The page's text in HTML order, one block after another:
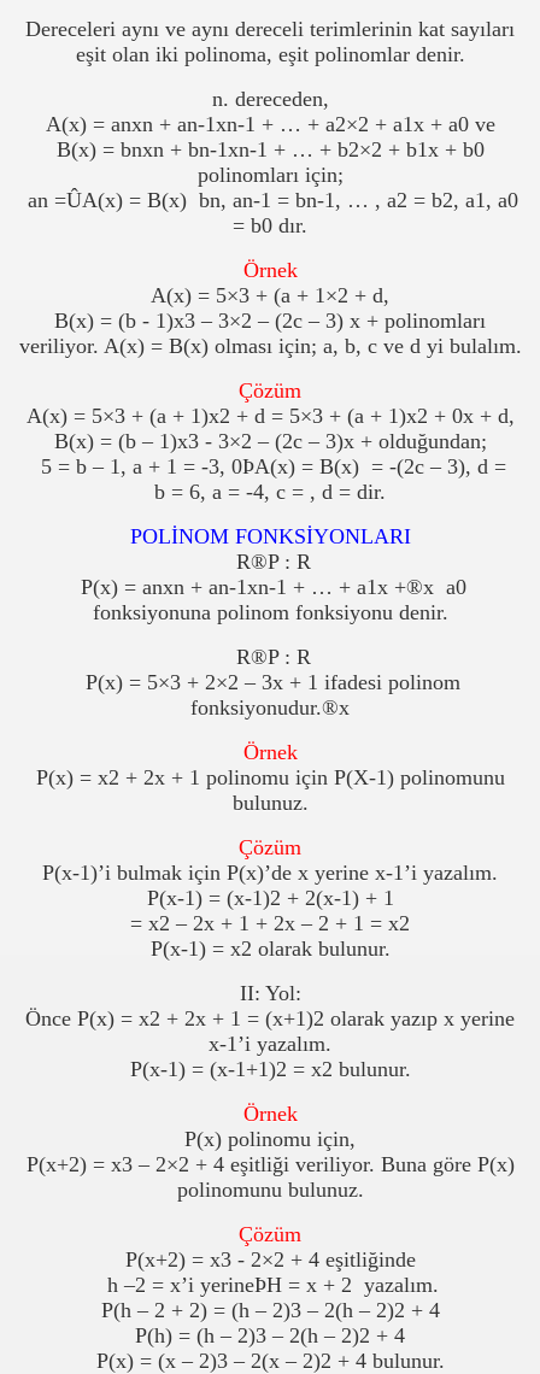
Dereceleri aynı ve aynı dereceli terimlerinin kat sayıları
eşit olan iki polinoma, eşit polinomlar denir.
n. dereceden,
A(x) = anxn + an-1xn-1 + … + a2×2 + a1x + a0 ve
B(x) = bnxn + bn-1xn-1 + … + b2×2 + b1x + b0
polinomları için;
an =ÛA(x) = B(x) bn, an-1 = bn-1, … , a2 = b2, a1, a0
= b0 dır.
Örnek
A(x) = 5×3 + (a + 1×2 + d,
B(x) = (b - 1)x3 – 3×2 – (2c – 3) x + polinomları
veriliyor. A(x) = B(x) olması için; a, b, c ve d yi bulalım.
Çözüm
A(x) = 5×3 + (a + 1)x2 + d = 5×3 + (a + 1)x2 + 0x + d,
B(x) = (b – 1)x3 - 3×2 – (2c – 3)x + olduğundan;
5 = b – 1, a+ 1 = -3, 0ÞA(x) = B(x) = -(2c – 3), d =
b = 6, a = -4, c = , d = dir.
POLİNOM FONKSİYONLARI
R®P : R
P(x) = anxn + an-1xn-1 + … + a1x +®x a0
fonksiyonuna polinom fonksiyonu denir.
R®P : R
P(x) = 5×3 + 2×2 – 3x + 1 ifadesi polinom
fonksiyonudur.®x
Örnek
P(x) = x2 + 2x + 1 polinomu için P(X-1) polinomunu
bulunuz.
Çözüm
P(x-1)’i bulmak için P(x)’de x yerine x-1’i yazalım.
P(x-1) = (x-1)2 + 2(x-1) + 1
= x2 – 2x + 1 + 2x – 2 + 1 = x2
P(x-1) = x2 olarak bulunur.
II: Yol:
Önce P(x) = x2 + 2x + 1 = (x+1)2 olarak yazıp x yerine
x-1’i yazalım.
P(x-1) = (x-1+1)2 = x2 bulunur.
Örnek
P(x) polinomu için,
P(x+2) = x3 – 2×2 + 4 eşitliği veriliyor. Buna göre P(x)
polinomunu bulunuz.
Çözüm
P(x+2) = x3 - 2×2 + 4 eşitliğinde
h –2 = x’i yerineÞH = x + 2 yazalım.
P(h – 2 + 2) = (h – 2)3 – 2(h – 2)2 + 4
P(h) = (h – 2)3 – 2(h – 2)2 + 4
P(x) = (x – 2)3 – 2(x – 2)2 + 4 bulunur.
ve Zenginlik İçin